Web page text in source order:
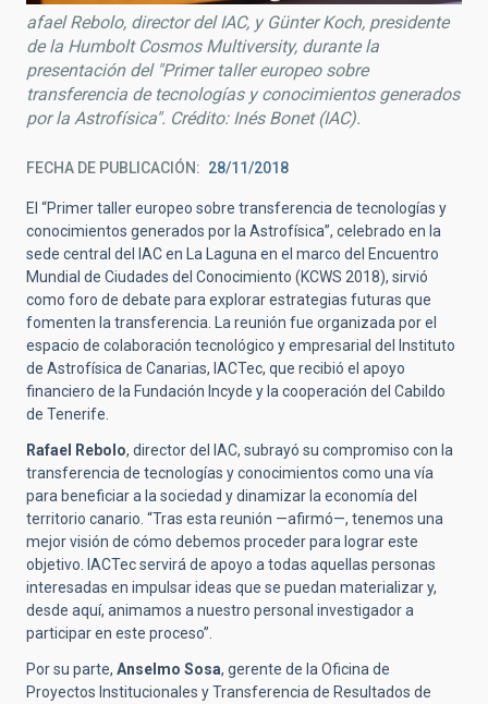
afael Rebolo, director del IAC, y Günter Koch, presidente
de la Humbolt Cosmos Multiversity, durante la
presentación del "Primer taller europeo sobre
transferencia de tecnologías y conocimientos generados
por la Astrofísica". Crédito: Inés Bonet (IAC).
FECHA DE PUBLICACIÓN 28/11/2018
El “Primer taller europeo sobre transferencia de tecnologías y
conocimientos generados por la Astrofísica”, celebrado en la
sede central del IAC en La Laguna en el marco del Encuentro
Mundial de Ciudades del Conocimiento (KCWS 2018), sirvió
como foro de debate para explorar estrategias futuras que
fomenten la transferencia. La reunión fue organizada por el
espacio de colaboración tecnológico y empresarial del Instituto
de Astrofísica de Canarias, IACTec, que recibió el apoyo
financiero de la Fundación Incyde y la cooperación del Cabildo
de Tenerife.
Rafael Rebolo, director del IAC, subrayó su compromiso con la
transferencia de tecnologías y conocimientos como una vía
para beneficiar a la sociedad y dinamizar la economía del
territorio canario. “Tras esta reunión —afirmó—, tenemos una
mejor visión de cómo debemos proceder para lograr este
objetivo. IACTec servirá de apoyo a todas aquellas personas
interesadas en impulsar ideas que se puedan materializar y,
desde aquí, animamos a nuestro personal investigador a
participar en este proceso”.
Por su parte, Anselmo Sosa, gerente de la Oficina de
Proyectos Institucionales y Transferencia de Resultados de